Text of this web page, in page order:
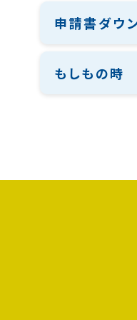
申請書ダウ
もしもの時